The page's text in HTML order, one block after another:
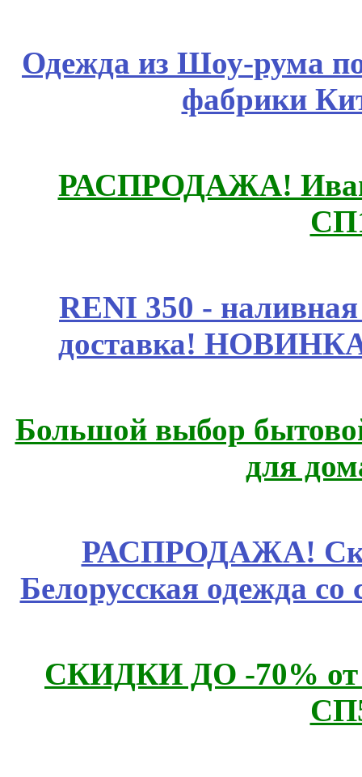
Одежда из Шоу-рума
фабрики
РАСПРОДАЖА!
RENI 350 -
доставка!
Большой выбор
для
РАСПРОДАЖА!
Белорусская одежда
СКИДКИ ДО -70%